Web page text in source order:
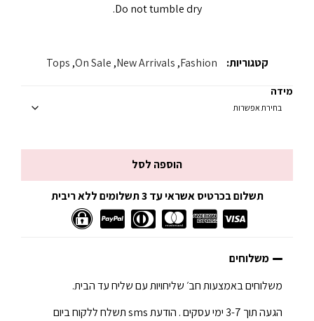
Do not tumble dry.
קטגוריות: Fashion
,
New Arrivals
,
On Sale
,
Tops
מידה
הוספה לסל
תשלום בכרטיס אשראי עד 3 תשלומים ללא ריבית
משלוחים
משלוחים באמצעות חב׳ שליחויות עם שליח עד הבית.
הגעה תוך 3-7 ימי עסקים . הודעת sms תשלח ללקוח ביום